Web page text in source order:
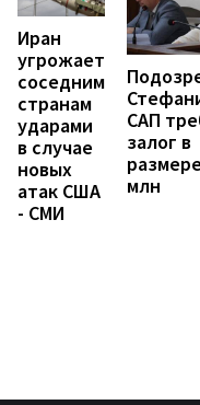
Иран
угрожает
соседним
странам
ударами
в случае
новых
атак США
- СМИ
САП
залог в
млн